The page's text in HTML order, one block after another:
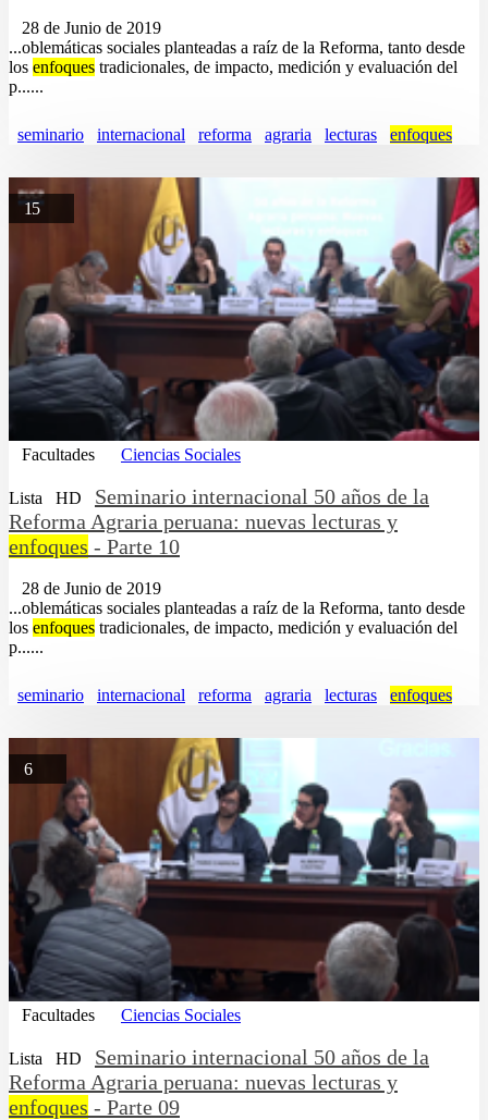
28 de Junio de 2019
...oblemáticas sociales planteadas a raíz de la Reforma, tanto desde
los enfoques tradicionales, de impacto, medición y evaluación del
p......
seminario internacional reforma agraria lecturas enfoques
15
Facultades Ciencias Sociales
Lista HD
Seminario internacional 50 años de la
Reforma Agraria peruana: nuevas lecturas y
enfoques - Parte 10
28 de Junio de 2019
...oblemáticas sociales planteadas a raíz de la Reforma, tanto desde
los enfoques tradicionales, de impacto, medición y evaluación del
p......
seminario internacional reforma agraria lecturas enfoques
6
Facultades Ciencias Sociales
Lista HD
Seminario internacional 50 años de la
Reforma Agraria peruana: nuevas lecturas y
enfoques - Parte 09